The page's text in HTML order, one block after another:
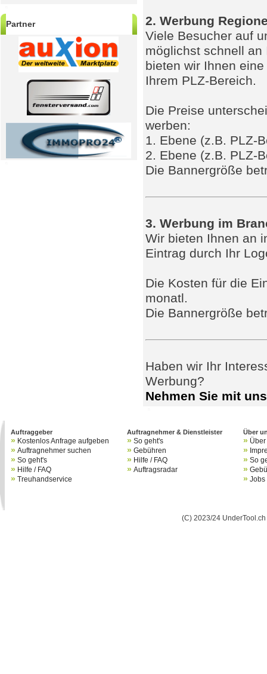
Partner
2. Werbung
Viele Besucher auf
möglichst schnell an
bieten wir Ihnen
Ihrem PLZ-Bereich.
Die Preise
werben:
1. Ebene (z.B. PLZ-
2. Ebene (z.B. PLZ-
Die Bannergröße
3. Werbung im
Wir bieten Ihnen an
Eintrag durch Ihr
Die Kosten für die
monatl.
Die Bannergröße
Haben wir Ihr
Werbung?
Nehmen Sie mit
Auftraggeber
» Kostenlos Anfrage aufgeben
» Auftragnehmer suchen
» So geht's
» Hilfe / FAQ
» Treuhandservice
Auftragnehmer & Dienstleister
» So geht's
» Gebühren
» Hilfe / FAQ
» Auftragsradar
Über
»
»
» So
»
» Jobs
(C) 2023/24